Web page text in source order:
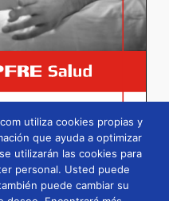
Zoom100%
utiliza cookies propias y
que ayuda a optimizar
utilizarán las cookies para
personal. Usted puede
puede cambiar su